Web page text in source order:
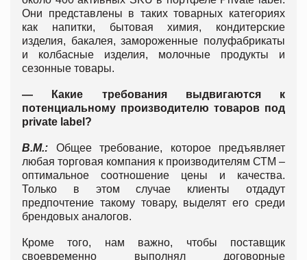
Они представлены в таких товарных категориях
как напитки, бытовая химия, кондитерские
изделия, бакалея, замороженные полуфабрикаты
и колбасные изделия, молочные продукты и
сезонные товары.
— Какие требования выдвигаются к
потенциальному производителю товаров под
private label ?
В.М.: Общее требование, которое предъявляет
любая торговая компания к производителям СТМ –
оптимальное соотношение цены и качества.
Только в этом случае клиенты отдадут
предпочтение такому товару, выделят его среди
брендовых аналогов.
Кроме того, нам важно, чтобы поставщик
своевременно выполнял договорные